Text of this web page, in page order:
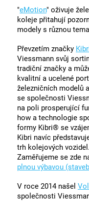
"eMotion" oživuje
koleje přitahují
modely s různou
Převzetím značky
Viessmann svůj
tradiční značky a
kvalitní a ucelené
železničních modelů
se společnosti
na poli prosperující
how a technologie
formy Kibri® se
Kibri navíc
trh kolejových vozidel.
Zaměřujeme se zde
plnou výbavou
V roce 2014 našel
společnosti